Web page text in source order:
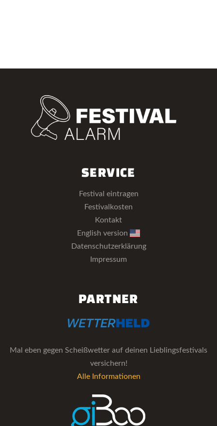
SERVICE
Festival eintragen
Festivalkosten
Kontakt
English version
Datenschutzerklärung
Impressum
PARTNER
Mal eben gegen Scheißwetter auf deinen Lieblingsfestivals
versichern!
Alle Informationen